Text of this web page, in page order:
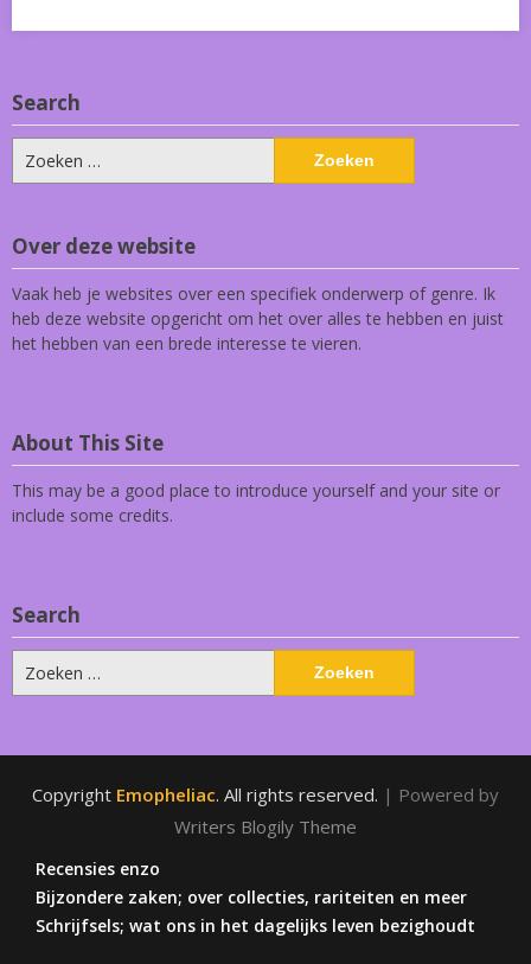
Search
naar:
Over deze website
Vaak heb je websites over een specifiek onderwerp of genre. Ik
heb deze website opgericht om het over alles te hebben en juist
het hebben van een brede interesse te vieren.
About This Site
This may be a good place to introduce yourself and your site or
include some credits.
Search
naar:
Copyright Emopheliac. All rights reserved. | Powered by
Writers Blogily Theme
Recensies enzo
Bijzondere zaken; over collecties, rariteiten en meer
Schrijfsels; wat ons in het dagelijks leven bezighoudt